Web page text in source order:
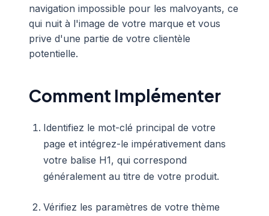
navigation impossible pour les malvoyants, ce
qui nuit à l'image de votre marque et vous
prive d'une partie de votre clientèle
potentielle.
Comment Implémenter
Identifiez le mot-clé principal de votre
page et intégrez-le impérativement dans
votre balise H1, qui correspond
généralement au titre de votre produit.
Vérifiez les paramètres de votre thème